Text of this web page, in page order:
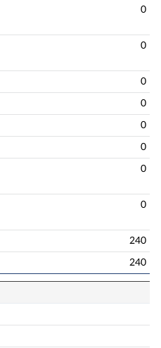
0
0
0
0
0
0
0
0
240
240